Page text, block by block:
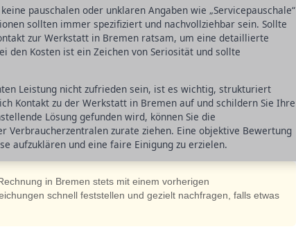
pauschalen oder unklaren Angaben wie „Servicepauschale“
sollten immer spezifiziert und nachvollziehbar sein. Sollte
zur Werkstatt in Bremen ratsam, um eine detaillierte
den Kosten ist ein Zeichen von Seriosität und sollte
Leistung nicht zufrieden sein, ist es wichtig, strukturiert
Kontakt zu der Werkstatt in Bremen auf und schildern Sie Ihre
Lösung gefunden wird, können Sie die
Verbraucherzentralen zurate ziehen. Eine objektive Bewertung
aufzuklären und eine faire Einigung zu erzielen.
in Bremen stets mit einem vorherigen
schnell feststellen und gezielt nachfragen, falls etwas